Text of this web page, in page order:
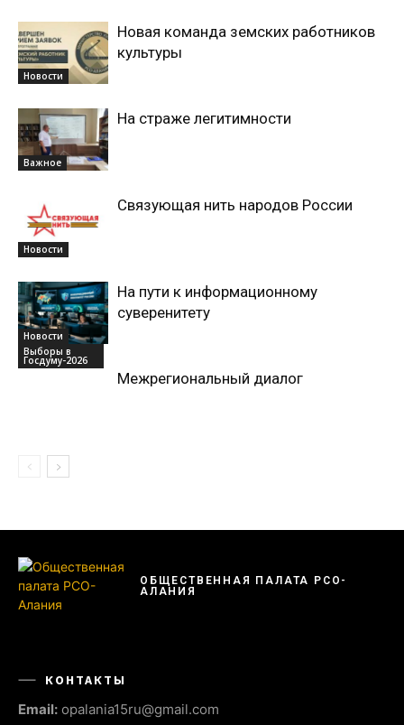
Новости
Новая команда земских работников
культуры
Важное
На страже легитимности
Новости
Связующая нить народов России
Новости
На пути к информационному
суверенитету
Выборы в
Госдуму-2026
Межрегиональный диалог
ОБЩЕСТВЕННАЯ ПАЛАТА РСО-
АЛАНИЯ
КОНТАКТЫ
Email: opalania15ru@gmail.com